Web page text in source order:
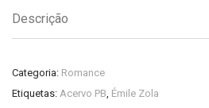
Descrição
Categoria: Romance
Etiquetas: Acervo PB, Émile Zola